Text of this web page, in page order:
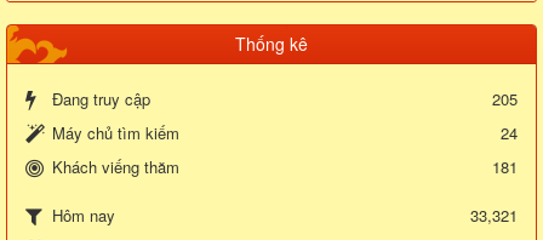
Thống kê
Đang truy cập
205
Máy chủ tìm kiếm
24
Khách viếng thăm
181
Hôm nay
33,321